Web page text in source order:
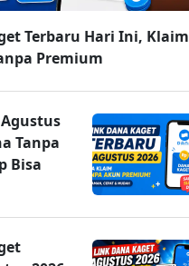
Terbaru Hari Ini, Klaim
Premium
Tanpa
Bisa